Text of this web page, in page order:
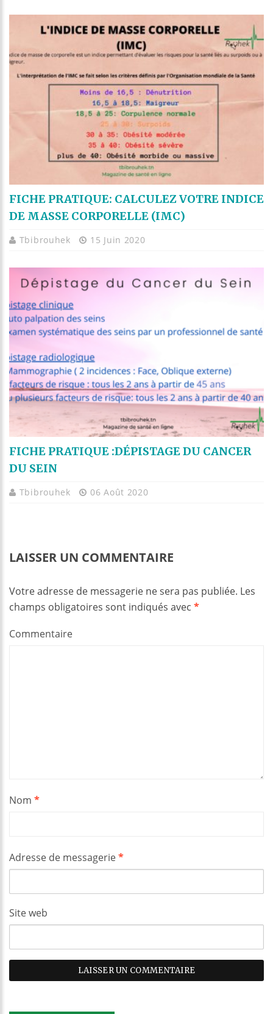
FICHE PRATIQUE: CALCULEZ VOTRE INDICE
DE MASSE CORPORELLE (IMC)
Tbibrouhek 15 Juin 2020
FICHE PRATIQUE :DÉPISTAGE DU CANCER
DU SEIN
Tbibrouhek 06 Août 2020
LAISSER UN COMMENTAIRE
Votre adresse de messagerie ne sera pas publiée. Les
champs obligatoires sont indiqués avec *
Commentaire
Nom *
Adresse de messagerie*
Site web